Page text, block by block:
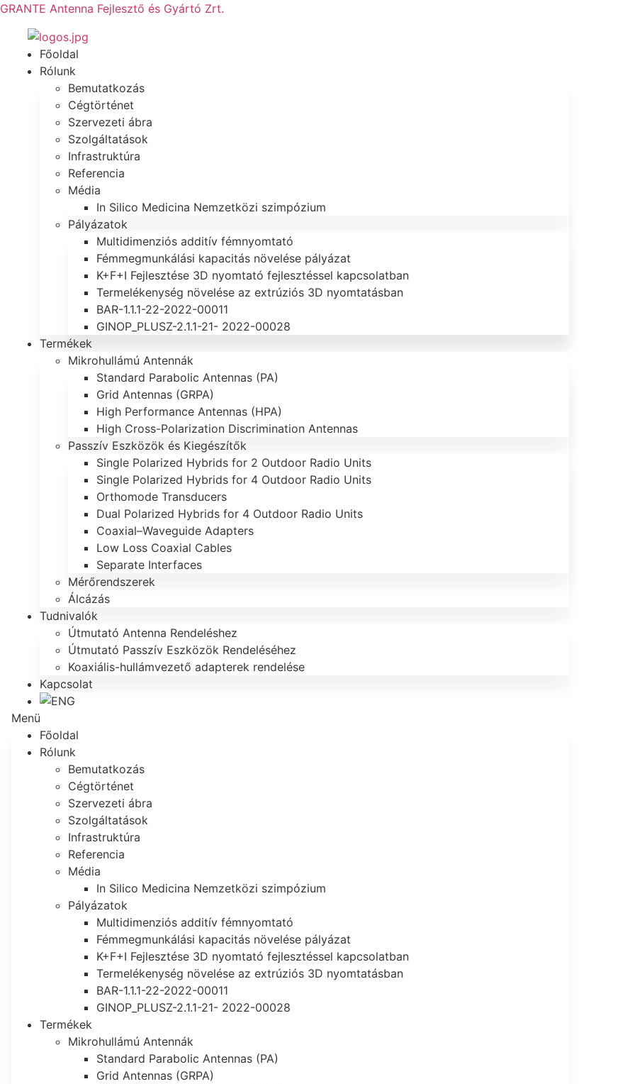
GRANTE Antenna Fejlesztő és Gyártó Zrt.
Főoldal
Rólunk
Bemutatkozás
Cégtörténet
Szervezeti ábra
Szolgáltatások
Infrastruktúra
Referencia
Média
In Silico Medicina Nemzetközi szimpózium
Pályázatok
Multidimenziós additív fémnyomtató
Fémmegmunkálási kapacitás növelése pályázat
K+F+I Fejlesztése 3D nyomtató fejlesztéssel kapcsolatban
Termelékenység növelése az extrúziós 3D nyomtatásban
BAR-1.1.1-22-2022-00011
GINOP_PLUSZ-2.1.1-21- 2022-00028
Termékek
Mikrohullámú Antennák
Standard Parabolic Antennas (PA)
Grid Antennas (GRPA)
High Performance Antennas (HPA)
High Cross-Polarization Discrimination Antennas
Passzív Eszközök és Kiegészítők
Single Polarized Hybrids for 2 Outdoor Radio Units
Single Polarized Hybrids for 4 Outdoor Radio Units
Orthomode Transducers
Dual Polarized Hybrids for 4 Outdoor Radio Units
Coaxial–Waveguide Adapters
Low Loss Coaxial Cables
Separate Interfaces
Mérőrendszerek
Álcázás
Tudnivalók
Útmutató Antenna Rendeléshez
Útmutató Passzív Eszközök Rendeléséhez
Koaxiális-hullámvezető adapterek rendelése
Kapcsolat
Menü
Főoldal
Rólunk
Bemutatkozás
Cégtörténet
Szervezeti ábra
Szolgáltatások
Infrastruktúra
Referencia
Média
In Silico Medicina Nemzetközi szimpózium
Pályázatok
Multidimenziós additív fémnyomtató
Fémmegmunkálási kapacitás növelése pályázat
K+F+I Fejlesztése 3D nyomtató fejlesztéssel kapcsolatban
Termelékenység növelése az extrúziós 3D nyomtatásban
BAR-1.1.1-22-2022-00011
GINOP_PLUSZ-2.1.1-21- 2022-00028
Termékek
Mikrohullámú Antennák
Standard Parabolic Antennas (PA)
Grid Antennas (GRPA)